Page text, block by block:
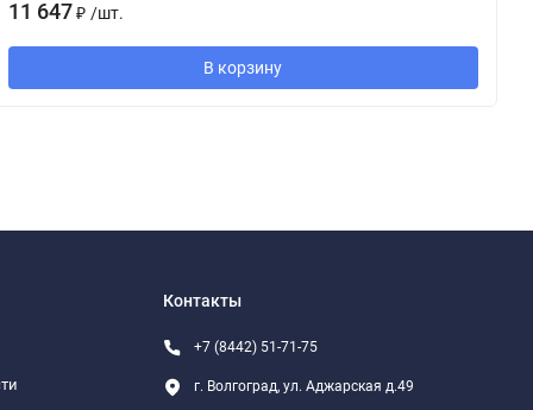
11 647 ₽ /шт.
В корзину
Контакты
+7 (8442) 51-71-75
г. Волгоград, ул. Аджарская д.49